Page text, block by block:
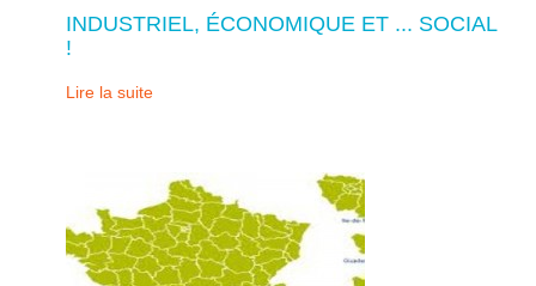
INDUSTRIEL, ÉCONOMIQUE ET ... SOCIAL
!
Lire la suite